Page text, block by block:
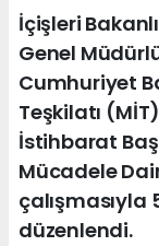
İçişleri
Genel
Cumhuriyet
Teşkilatı
İstihbarat
Mücadele
çalışmasıyla
düzenlendi.